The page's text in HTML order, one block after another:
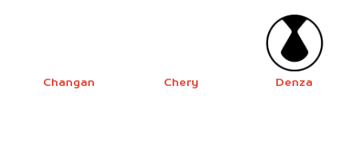
Changan Chery Denza